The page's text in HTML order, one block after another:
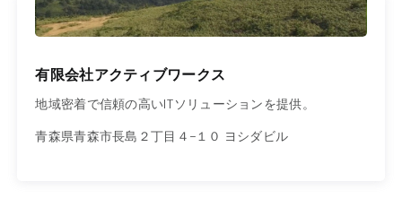
有限会社アクティブワークス
地域密着で信頼の高いITソリューションを提供。
青森県青森市長島２丁目４−１０ ヨシダビル